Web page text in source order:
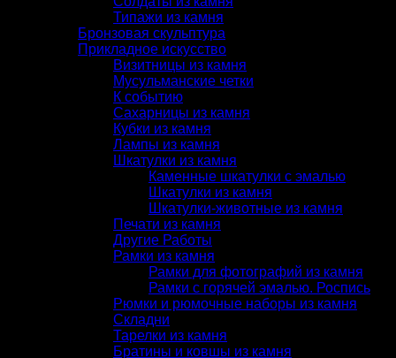
Типажи из камня
Бронзовая скульптура
Прикладное искусство
Визитницы из камня
Мусульманские четки
К событию
Сахарницы из камня
Кубки из камня
Лампы из камня
Шкатулки из камня
Каменные шкатулки с эмалью
Шкатулки из камня
Шкатулки-животные из камня
Печати из камня
Другие Работы
Рамки из камня
Рамки для фотографий из камня
Рамки с горячей эмалью. Роспись
Рюмки и рюмочные наборы из камня
Складни
Тарелки из камня
Братины и ковшы из камня